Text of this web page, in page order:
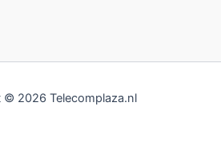
© 2026 Telecomplaza.nl